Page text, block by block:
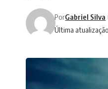
Última
PorGabriel Silva